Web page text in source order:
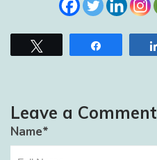
Leave a Comment
Name*